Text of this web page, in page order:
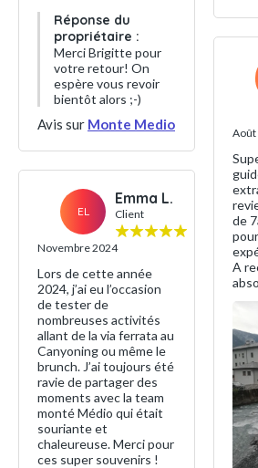
Réponse du
propriétaire :
Merci Brigitte pour
votre retour! On
espère vous revoir
bientôt alors ;-)
Avis sur Monte Medio
EL
Emma L.
Client
Novembre 2024
Lors de cette année
2024, j’ai eu l’occasion
de tester de
nombreuses activités
allant de la via ferrata au
Canyoning ou même le
brunch. J’ai toujours été
ravie de partager des
moments avec la team
monté Médio qui était
souriante et
chaleureuse. Merci pour
ces super souvenirs !
Août
de
A